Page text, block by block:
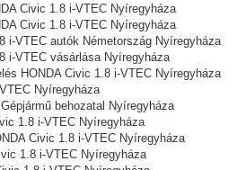
Civic 1.8 i-VTEC Nyíregyháza
Civic 1.8 i-VTEC Nyíregyháza
i-VTEC autók Németország Nyíregyháza
i-VTEC vásárlása Nyíregyháza
HONDA Civic 1.8 i-VTEC Nyíregyháza
Nyíregyháza
behozatal‎ Nyíregyháza
1.8 i-VTEC Nyíregyháza
Civic 1.8 i-VTEC Nyíregyháza
1.8 i-VTEC Nyíregyháza